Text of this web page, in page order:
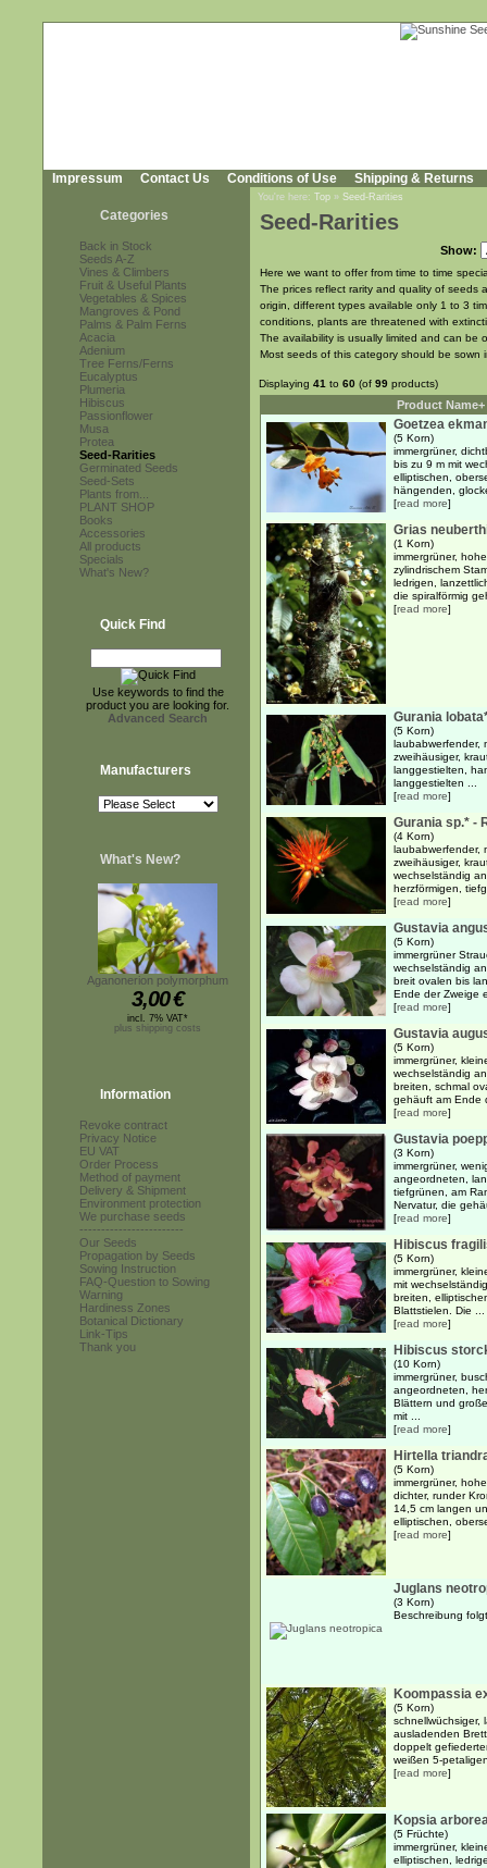
Impressum Contact Us Conditions of Use Shipping & Returns
Categories
Back in Stock
Seeds A-Z
Vines & Climbers
Fruit & Useful Plants
Vegetables & Spices
Mangroves & Pond
Palms & Palm Ferns
Acacia
Adenium
Tree Ferns/Ferns
Eucalyptus
Plumeria
Hibiscus
Passionflower
Musa
Protea
Seed-Rarities
Germinated Seeds
Seed-Sets
Plants from...
PLANT SHOP
Books
Accessories
All products
Specials
What's New?
Quick Find
Use keywords to find the
product you are looking for.
Advanced Search
Manufacturers
What's New?
Aganonerion polymorphum
3,00€
incl. 7% VAT*
plus shipping costs
Information
Revoke contract
Privacy Notice
EU VAT
Order Process
Method of payment
Delivery & Shipment
Environment protection
We purchase seeds
------------------------
Our Seeds
Propagation by Seeds
Sowing Instruction
FAQ-Question to Sowing
Warning
Hardiness Zones
Botanical Dictionary
Link-Tips
Thank you
You're here: Top » Seed-Rarities
Seed-Rarities
Show:
Here we want to offer from time to time
The prices reflect rarity and quality of seeds
origin, different types available only 1 to 3
conditions, plants are threatened with
The availability is usually limited and can
Most seeds of this category should be sown
Displaying 41 to 60 (of 99 products)
Product Name+
Goetzea
(5 Korn)
immergrüner,
bis zu 9 m mit
elliptischen,
hängenden,
[read more]
Grias
(1 Korn)
immergrüner,
zylindrischem
ledrigen,
die spiralförmig
[read more]
Gurania
(5 Korn)
laubabwerfender,
zweihäusiger,
langgestielten,
langgestielten ...
[read more]
Gurania sp.* -
(4 Korn)
laubabwerfender,
zweihäusiger,
wechselständig
herzförmigen,
[read more]
Gustavia
(5 Korn)
immergrüner
wechselständig
breit ovalen bis
Ende der Zweige
[read more]
Gustavia
(5 Korn)
immergrüner,
wechselständig
breiten, schmal
gehäuft am Ende
[read more]
Gustavia
(3 Korn)
immergrüner,
angeordneten,
tiefgrünen, am
Nervatur, die
[read more]
Hibiscus
(5 Korn)
immergrüner,
mit
breiten,
Blattstielen. Die ...
[read more]
Hibiscus
(10 Korn)
immergrüner,
angeordneten,
Blättern und
mit ...
[read more]
Hirtella
(5 Korn)
immergrüner,
dichter, runder
14,5 cm langen
elliptischen,
[read more]
Juglans
(3 Korn)
Beschreibung
Koompassia
(5 Korn)
schnellwüchsiger,
ausladenden
doppelt
weißen 5-
[read more]
Kopsia
(5 Früchte)
immergrüner,
elliptischen,